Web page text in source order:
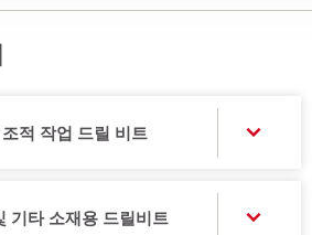
적 작업 드릴 비트
기타 소재용 드릴비트